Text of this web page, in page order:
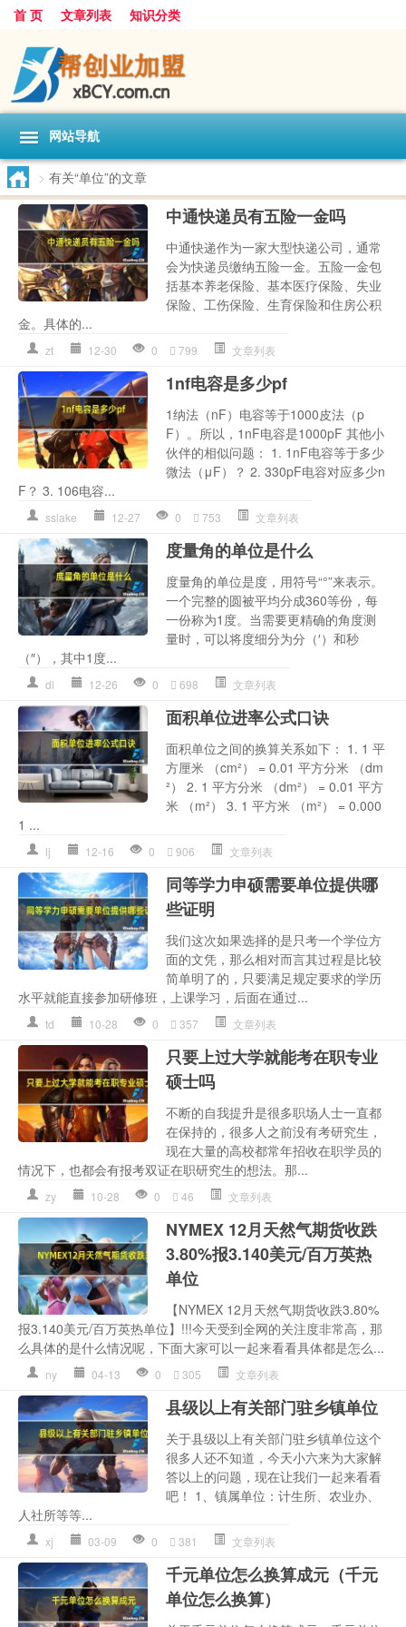
首 页 文章列表 知识分类
网站导航
> 有关“单位”的文章
中通快递员有五险一金吗
中通快递作为一家大型快递公司，通常
会为快递员缴纳五险一金。五险一金包
括基本养老保险、基本医疗保险、失业
保险、工伤保险、生育保险和住房公积
金。具体的...
zt 12-30 0 799 文章列表
1nf电容是多少pf
1纳法（nF）电容等于1000皮法（p
F）。所以，1nF电容是1000pF 其他小
伙伴的相似问题： 1. 1nF电容等于多少
微法（μF）？ 2. 330pF电容对应多少n
F？ 3. 106电容...
sslake 12-27 0 753 文章列表
度量角的单位是什么
度量角的单位是度，用符号“°”来表示。
一个完整的圆被平均分成360等份，每
一份称为1度。当需要更精确的角度测
量时，可以将度细分为分（′）和秒
（″），其中1度...
dl 12-26 0 698 文章列表
面积单位进率公式口诀
面积单位之间的换算关系如下： 1. 1 平
方厘米 （cm²） = 0.01 平方分米 （dm
²） 2. 1 平方分米 （dm²） = 0.01 平方
米 （m²） 3. 1 平方米 （m²） = 0.000
1 ...
lj 12-16 0 906 文章列表
同等学力申硕需要单位提供哪
些证明
我们这次如果选择的是只考一个学位方
面的文凭，那么相对而言其过程是比较
简单明了的，只要满足规定要求的学历
水平就能直接参加研修班，上课学习，后面在通过...
td 10-28 0 357 文章列表
只要上过大学就能考在职专业
硕士吗
不断的自我提升是很多职场人士一直都
在保持的，很多人之前没有考研究生，
现在大量的高校都常年招收在职学员的
情况下，也都会有报考双证在职研究生的想法。那...
zy 10-28 0 46 文章列表
NYMEX 12月天然气期货收跌
3.80%报3.140美元/百万英热
单位
【NYMEX 12月天然气期货收跌3.80%
报3.140美元/百万英热单位】!!!今天受到全网的关注度非常高，那
么具体的是什么情况呢，下面大家可以一起来看看具体都是怎么...
ny 04-13 0 305 文章列表
县级以上有关部门驻乡镇单位
关于县级以上有关部门驻乡镇单位这个
很多人还不知道，今天小六来为大家解
答以上的问题，现在让我们一起来看看
吧！ 1、镇属单位：计生所、农业办、
人社所等等...
xj 03-09 0 381 文章列表
千元单位怎么换算成元（千元
单位怎么换算）